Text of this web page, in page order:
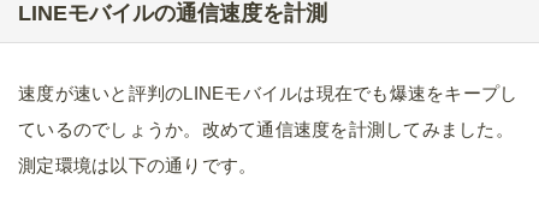
LINEモバイルの通信速度を計測
速度が速いと評判のLINEモバイルは現在でも爆速をキープし
ているのでしょうか。改めて通信速度を計測してみました。
測定環境は以下の通りです。